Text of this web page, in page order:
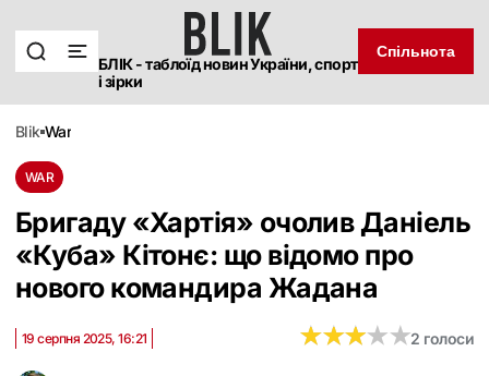
БЛІК - таблоїд новин України, спорт
і зірки
Спільнота
blik war
WAR
Бригаду «Хартія» очолив Даніель
«Куба» Кітонє: що відомо про
нового командира Жадана
19 серпня 2025, 16:21 ★★★★★
★★★★★2 голоси